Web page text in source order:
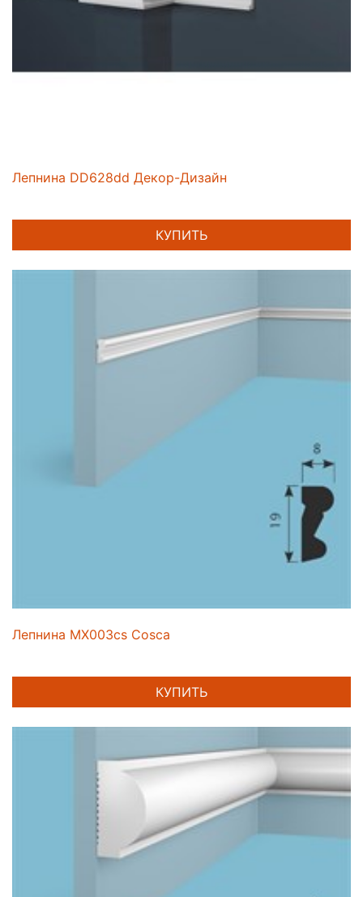
Лепнина DD628dd Декор-Дизайн
КУПИТЬ
Лепнина MX003cs Cosca
КУПИТЬ